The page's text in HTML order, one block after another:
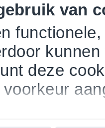
van
deze
voorkeur